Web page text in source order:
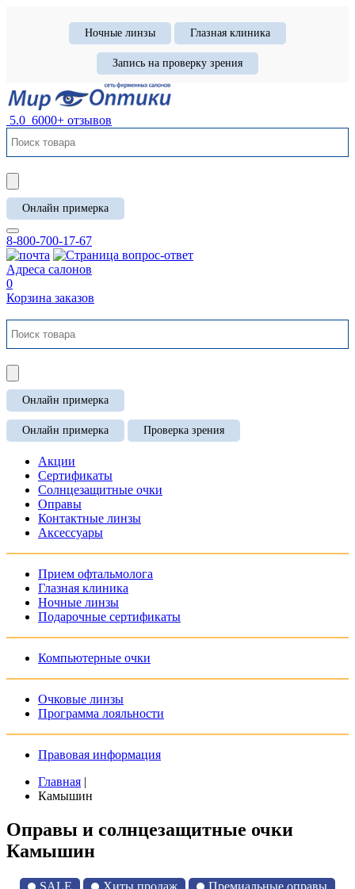
Ночные линзы Глазная клиника
Запись на проверку зрения
5.0 6000+ отзывов
Онлайн примерка
8-800-700-17-67
Адреса салонов
0
Корзина заказов
Онлайн примерка
Онлайн примерка Проверка зрения
Акции
Сертификаты
Солнцезащитные очки
Оправы
Контактные линзы
Аксессуары
Прием офтальмолога
Глазная клиника
Ночные линзы
Подарочные сертификаты
Компьютерные очки
Очковые линзы
Программа лояльности
Правовая информация
Главная |
Камышин
Оправы и солнцезащитные очки
Камышин
SALE Хиты продаж
Премиальные оправы